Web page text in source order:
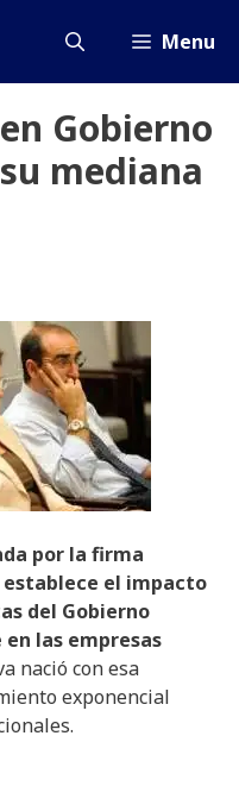
Menu
Gobierno
mediana
por la firma
el impacto
del Gobierno
las empresas
nació con esa
exponencial